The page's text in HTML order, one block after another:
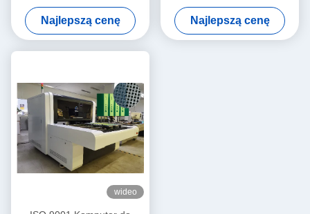
2540 dpi
Najlepszą cenę
automatycznej regulacji
ekranu
Najlepszą cenę
wideo